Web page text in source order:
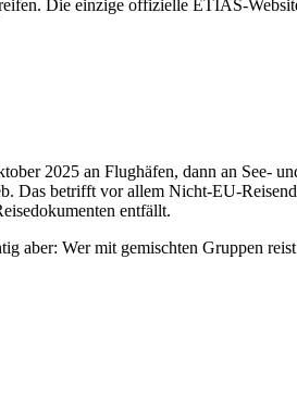
Die einzige offizielle ETIAS-
2025 an Flughäfen, dann an See-
Das betrifft vor allem Nicht-EU-
entfällt.
aber: Wer mit gemischten Gruppen